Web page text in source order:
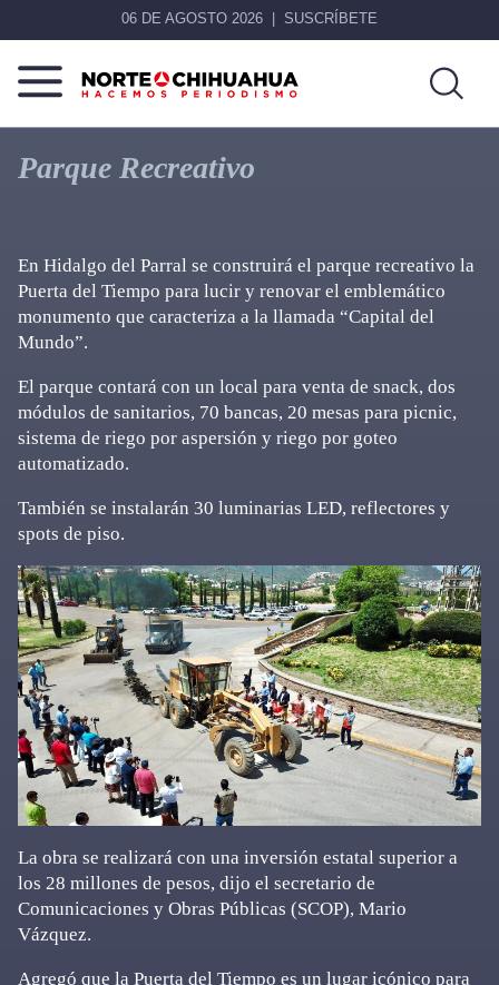
06 DE AGOSTO 2026 SUSCRÍBETE
Norte
Chihuahua
Más
que
noticias,
Parque Recreativo
En Hidalgo del Parral se construirá el parque recreativo la
Puerta del Tiempo para lucir y renovar el emblemático
monumento que caracteriza a la llamada “Capital del
Mundo”.
El parque contará con un local para venta de snack, dos
módulos de sanitarios, 70 bancas, 20 mesas para picnic,
sistema de riego por aspersión y riego por goteo
automatizado.
También se instalarán 30 luminarias LED, reflectores y
spots de piso.
La obra se realizará con una inversión estatal superior a
los 28 millones de pesos, dijo el secretario de
Comunicaciones y Obras Públicas (SCOP), Mario
Vázquez.
Agregó que la Puerta del Tiempo es un lugar icónico para